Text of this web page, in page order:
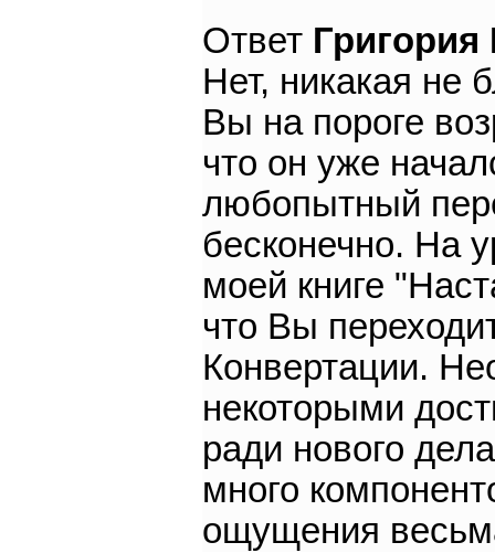
Ответ
Нет, никакая не
Вы на пороге
что он уже
любопытный
бесконечно. На
моей книге
что Вы
Конвертации.
некоторыми
ради нового
много
ощущения